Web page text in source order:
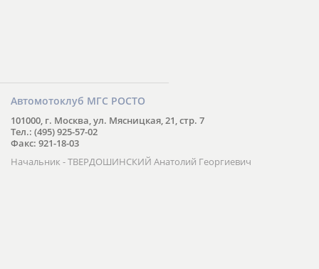
Автомотоклуб МГС РОСТО
101000, г. Москва, ул. Мясницкая, 21, стр. 7
Тел.: (495) 925-57-02
Факс: 921-18-03
Начальник - ТВЕРДОШИНСКИЙ Анатолий Георгиевич